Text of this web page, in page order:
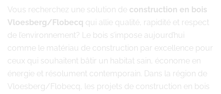
Vous recherchez une solution de construction en bois
Vloesberg/Flobecq qui allie qualité, rapidité et respect
de l’environnement? Le bois s’impose aujourd’hui
comme le matériau de construction par excellence pour
ceux qui souhaitent bâtir un habitat sain, économe en
énergie et résolument contemporain. Dans la région de
Vloesberg/Flobecq, les projets de construction en bois